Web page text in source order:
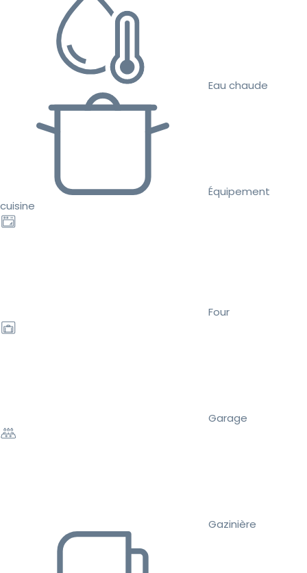
Eau chaude
Équipement
cuisine
Four
Garage
Gazinière